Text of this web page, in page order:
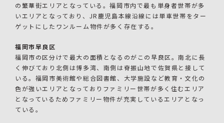
の繁華街エリアとなっている。福岡市内で最も単身者世帯が多
いエリアとなっており、JR鹿児島本線沿線には単車世帯をター
ゲットにしたワンルーム物件が多く存在する。
福岡市早良区
福岡市の区分けで最大の面積となるのがこの早良区。南北に長
く伸びており北側は博多湾、南側は脊振山地で佐賀県と接して
いる。福岡市美術館や総合図書館、大学施設など教育・文化の
色が強いエリアとなっておりファミリー世帯が多く住むエリア
となっているためファミリー物件が充実しているエリアとなっ
ている。